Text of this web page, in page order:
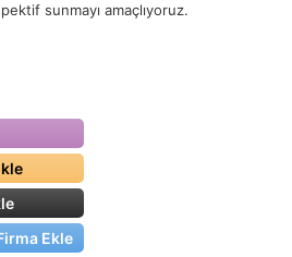
sunmayı amaçlıyoruz.
Ekle